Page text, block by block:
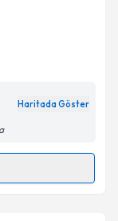
takvimi
almanız
ile
belirtilen
Haritada Göster